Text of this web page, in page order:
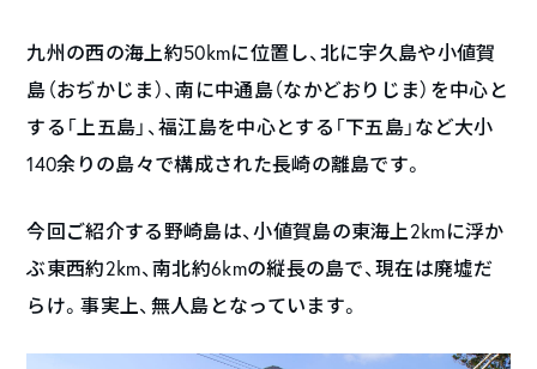
九州の西の海上約50kmに位置し、北に宇久島や小値賀
島（おぢかじま）、南に中通島（なかどおりじま）を中心と
する「上五島」、福江島を中心とする「下五島」など大小
140余りの島々で構成された長崎の離島です。
今回ご紹介する野崎島は、小値賀島の東海上2kmに浮か
ぶ東西約2km、南北約6kmの縦長の島で、現在は廃墟だ
らけ。事実上、無人島となっています。